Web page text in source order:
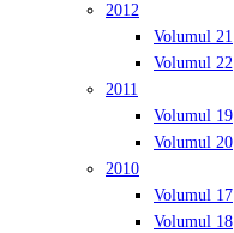
2012
Volumul 21
Volumul 22
2011
Volumul 19
Volumul 20
2010
Volumul 17
Volumul 18